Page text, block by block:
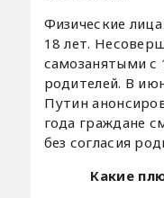
Физические
18 лет.
самозанятыми с
родителей. В
Путин
года граждане
без согласия
Какие